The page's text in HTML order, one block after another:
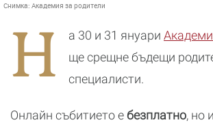
Снимка: Академия за родители
Н а 30 и 31 януари
ще срещне бъдещи
специалисти.
Онлайн събитието ебезплатно, но